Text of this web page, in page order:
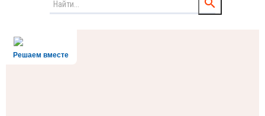
Решаем вместе